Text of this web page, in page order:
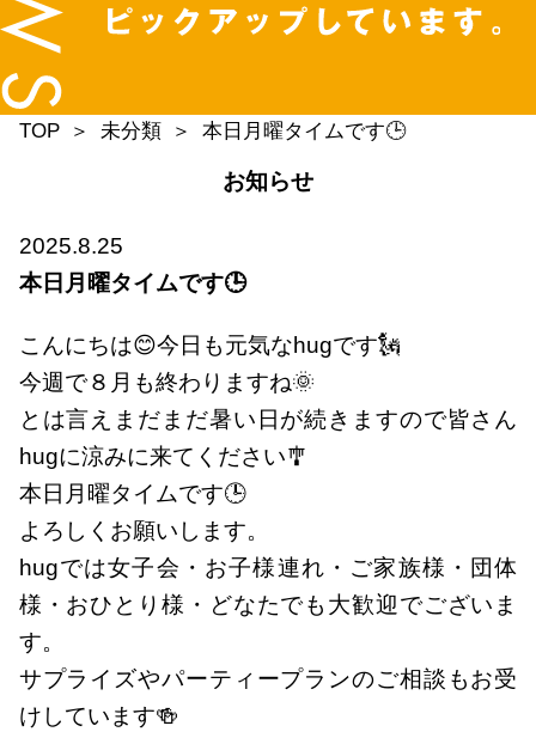
TOP 未分類 本日月曜タイムです🕒
お知らせ
2025.8.25
本日月曜タイムです🕒
こんにちは😊今日も元気なhugです🗽
今週で８月も終わりますね🌞
とは言えまだまだ暑い日が続きますので皆さん
hugに涼みに来てください🎐
本日月曜タイムです🕒
よろしくお願いします。
hugでは女子会・お子様連れ・ご家族様・団体
様・おひとり様・どなたでも大歓迎でございま
す。
サプライズやパーティープランのご相談もお受
けしています🍻